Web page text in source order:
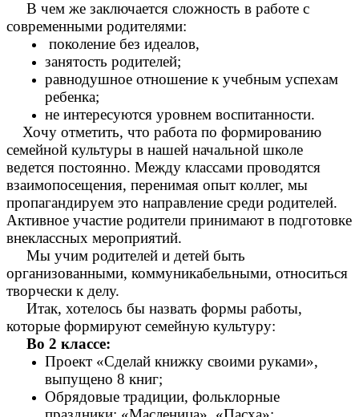
В чем же заключается сложность в работе с
современными родителями:
поколение без идеалов,
занятость родителей;
равнодушное отношение к учебным успехам
ребенка;
не интересуются уровнем воспитанности.
Хочу отметить, что работа по формированию
семейной культуры в нашей начальной школе
ведется постоянно. Между классами проводятся
взаимопосещения, перенимая опыт коллег, мы
пропагандируем это направление среди родителей.
Активное участие родители принимают в подготовке
внеклассных мероприятий.
Мы учим родителей и детей быть
организованными, коммуникабельными, относиться
творчески к делу.
Итак, хотелось бы назвать формы работы,
которые формируют семейную культуру:
Во 2 классе:
Проект «Сделай книжку своими руками»,
выпущено 8 книг;
Обрядовые традиции, фольклорные